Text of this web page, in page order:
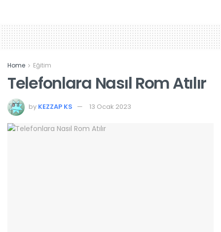
Home Eğitim
Telefonlara Nasıl Rom Atılır
by KEZZAP KS 13 Ocak 2023